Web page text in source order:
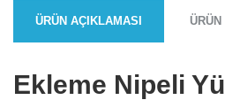
ÜRÜN AÇIKLAMASI
Ekleme Nipeli